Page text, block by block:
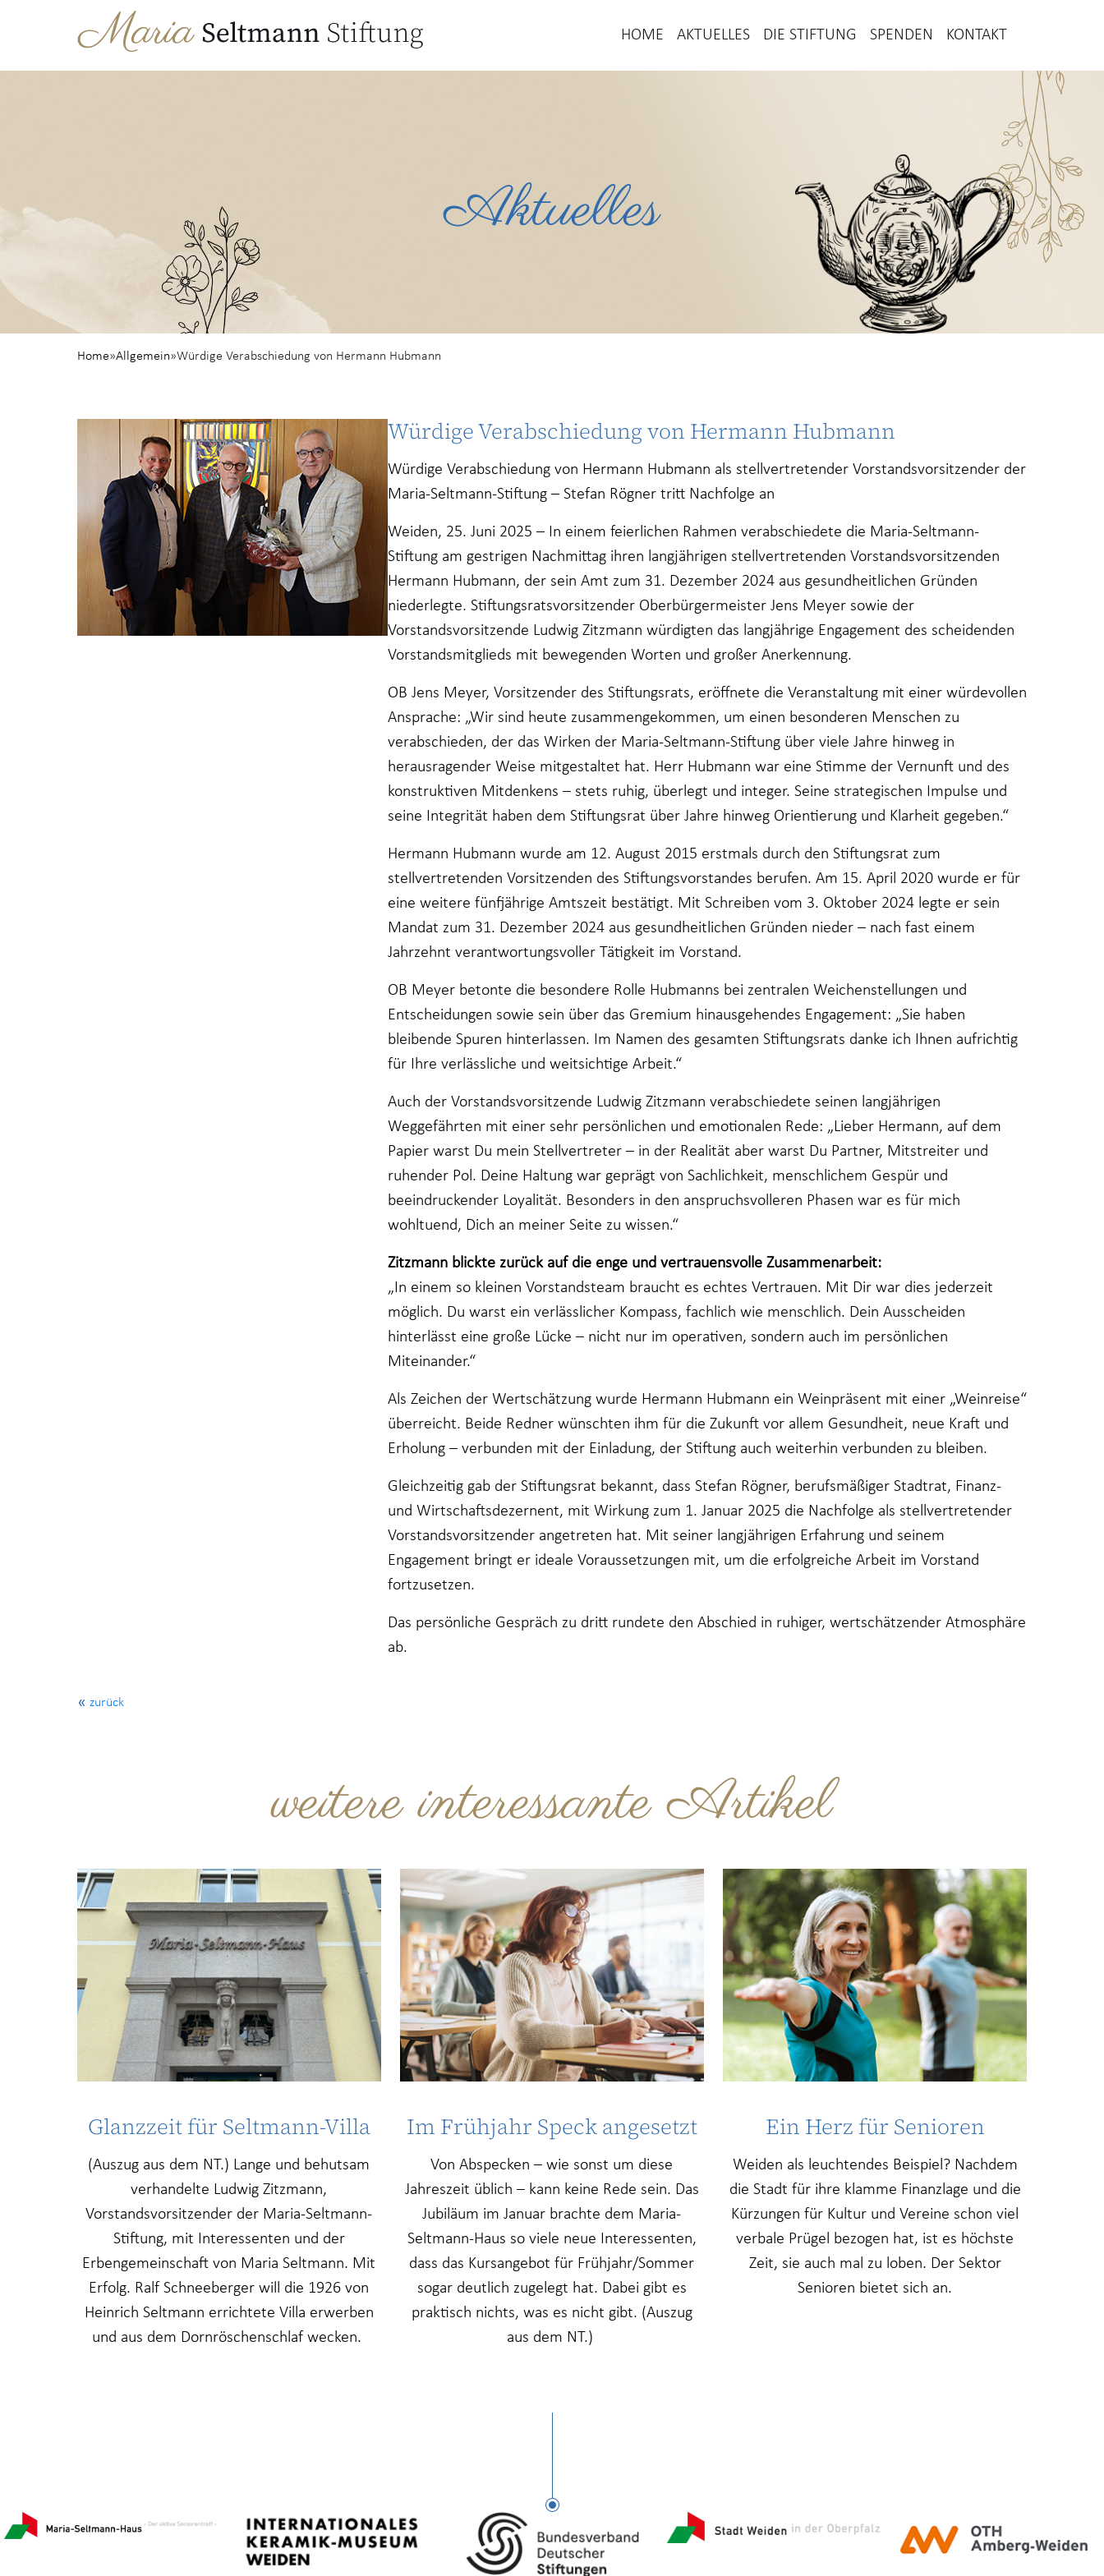
HOME AKTUELLES DIE STIFTUNG SPENDEN KONTAKT
Aktuelles
Home»Allgemein»Würdige Verabschiedung von Hermann Hubmann
Würdige Verabschiedung von Hermann Hubmann
Würdige Verabschiedung von Hermann Hubmann als stellvertretender Vorstandsvorsitzender der
Maria-Seltmann-Stiftung – Stefan Rögner tritt Nachfolge an
Weiden, 25. Juni 2025 – In einem feierlichen Rahmen verabschiedete die Maria-Seltmann-
Stiftung am gestrigen Nachmittag ihren langjährigen stellvertretenden Vorstandsvorsitzenden
Hermann Hubmann, der sein Amt zum 31. Dezember 2024 aus gesundheitlichen Gründen
niederlegte. Stiftungsratsvorsitzender Oberbürgermeister Jens Meyer sowie der
Vorstandsvorsitzende Ludwig Zitzmann würdigten das langjährige Engagement des scheidenden
Vorstandsmitglieds mit bewegenden Worten und großer Anerkennung.
OB Jens Meyer, Vorsitzender des Stiftungsrats, eröffnete die Veranstaltung mit einer würdevollen
Ansprache: „Wir sind heute zusammengekommen, um einen besonderen Menschen zu
verabschieden, der das Wirken der Maria-Seltmann-Stiftung über viele Jahre hinweg in
herausragender Weise mitgestaltet hat. Herr Hubmann war eine Stimme der Vernunft und des
konstruktiven Mitdenkens – stets ruhig, überlegt und integer. Seine strategischen Impulse und
seine Integrität haben dem Stiftungsrat über Jahre hinweg Orientierung und Klarheit gegeben.“
Hermann Hubmann wurde am 12. August 2015 erstmals durch den Stiftungsrat zum
stellvertretenden Vorsitzenden des Stiftungsvorstandes berufen. Am 15. April 2020 wurde er für
eine weitere fünfjährige Amtszeit bestätigt. Mit Schreiben vom 3. Oktober 2024 legte er sein
Mandat zum 31. Dezember 2024 aus gesundheitlichen Gründen nieder – nach fast einem
Jahrzehnt verantwortungsvoller Tätigkeit im Vorstand.
OB Meyer betonte die besondere Rolle Hubmanns bei zentralen Weichenstellungen und
Entscheidungen sowie sein über das Gremium hinausgehendes Engagement: „Sie haben
bleibende Spuren hinterlassen. Im Namen des gesamten Stiftungsrats danke ich Ihnen aufrichtig
für Ihre verlässliche und weitsichtige Arbeit.“
Auch der Vorstandsvorsitzende Ludwig Zitzmann verabschiedete seinen langjährigen
Weggefährten mit einer sehr persönlichen und emotionalen Rede: „Lieber Hermann, auf dem
Papier warst Du mein Stellvertreter – in der Realität aber warst Du Partner, Mitstreiter und
ruhender Pol. Deine Haltung war geprägt von Sachlichkeit, menschlichem Gespür und
beeindruckender Loyalität. Besonders in den anspruchsvolleren Phasen war es für mich
wohltuend, Dich an meiner Seite zu wissen.“
Zitzmann blickte zurück auf die enge und vertrauensvolle Zusammenarbeit:
„In einem so kleinen Vorstandsteam braucht es echtes Vertrauen. Mit Dir war dies jederzeit
möglich. Du warst ein verlässlicher Kompass, fachlich wie menschlich. Dein Ausscheiden
hinterlässt eine große Lücke – nicht nur im operativen, sondern auch im persönlichen
Miteinander.“
Als Zeichen der Wertschätzung wurde Hermann Hubmann ein Weinpräsent mit einer „Weinreise“
überreicht. Beide Redner wünschten ihm für die Zukunft vor allem Gesundheit, neue Kraft und
Erholung – verbunden mit der Einladung, der Stiftung auch weiterhin verbunden zu bleiben.
Gleichzeitig gab der Stiftungsrat bekannt, dass Stefan Rögner, berufsmäßiger Stadtrat, Finanz-
und Wirtschaftsdezernent, mit Wirkung zum 1. Januar 2025 die Nachfolge als stellvertretender
Vorstandsvorsitzender angetreten hat. Mit seiner langjährigen Erfahrung und seinem
Engagement bringt er ideale Voraussetzungen mit, um die erfolgreiche Arbeit im Vorstand
fortzusetzen.
Das persönliche Gespräch zu dritt rundete den Abschied in ruhiger, wertschätzender Atmosphäre
ab.
zurück
weitere interessante Artikel
Glanzzeit für Seltmann-Villa
(Auszug aus dem NT.) Lange und behutsam
verhandelte Ludwig Zitzmann,
Vorstandsvorsitzender der Maria-Seltmann-
Stiftung, mit Interessenten und der
Erbengemeinschaft von Maria Seltmann. Mit
Erfolg. Ralf Schneeberger will die 1926 von
Heinrich Seltmann errichtete Villa erwerben
und aus dem Dornröschenschlaf wecken.
Im Frühjahr Speck angesetzt
Von Abspecken – wie sonst um diese
Jahreszeit üblich – kann keine Rede sein. Das
Jubiläum im Januar brachte dem Maria-
Seltmann-Haus so viele neue Interessenten,
dass das Kursangebot für Frühjahr/Sommer
sogar deutlich zugelegt hat. Dabei gibt es
praktisch nichts, was es nicht gibt. (Auszug
aus dem NT.)
Ein Herz für Senioren
Weiden als leuchtendes Beispiel? Nachdem
die Stadt für ihre klamme Finanzlage und die
Kürzungen für Kultur und Vereine schon viel
verbale Prügel bezogen hat, ist es höchste
Zeit, sie auch mal zu loben. Der Sektor
Senioren bietet sich an.